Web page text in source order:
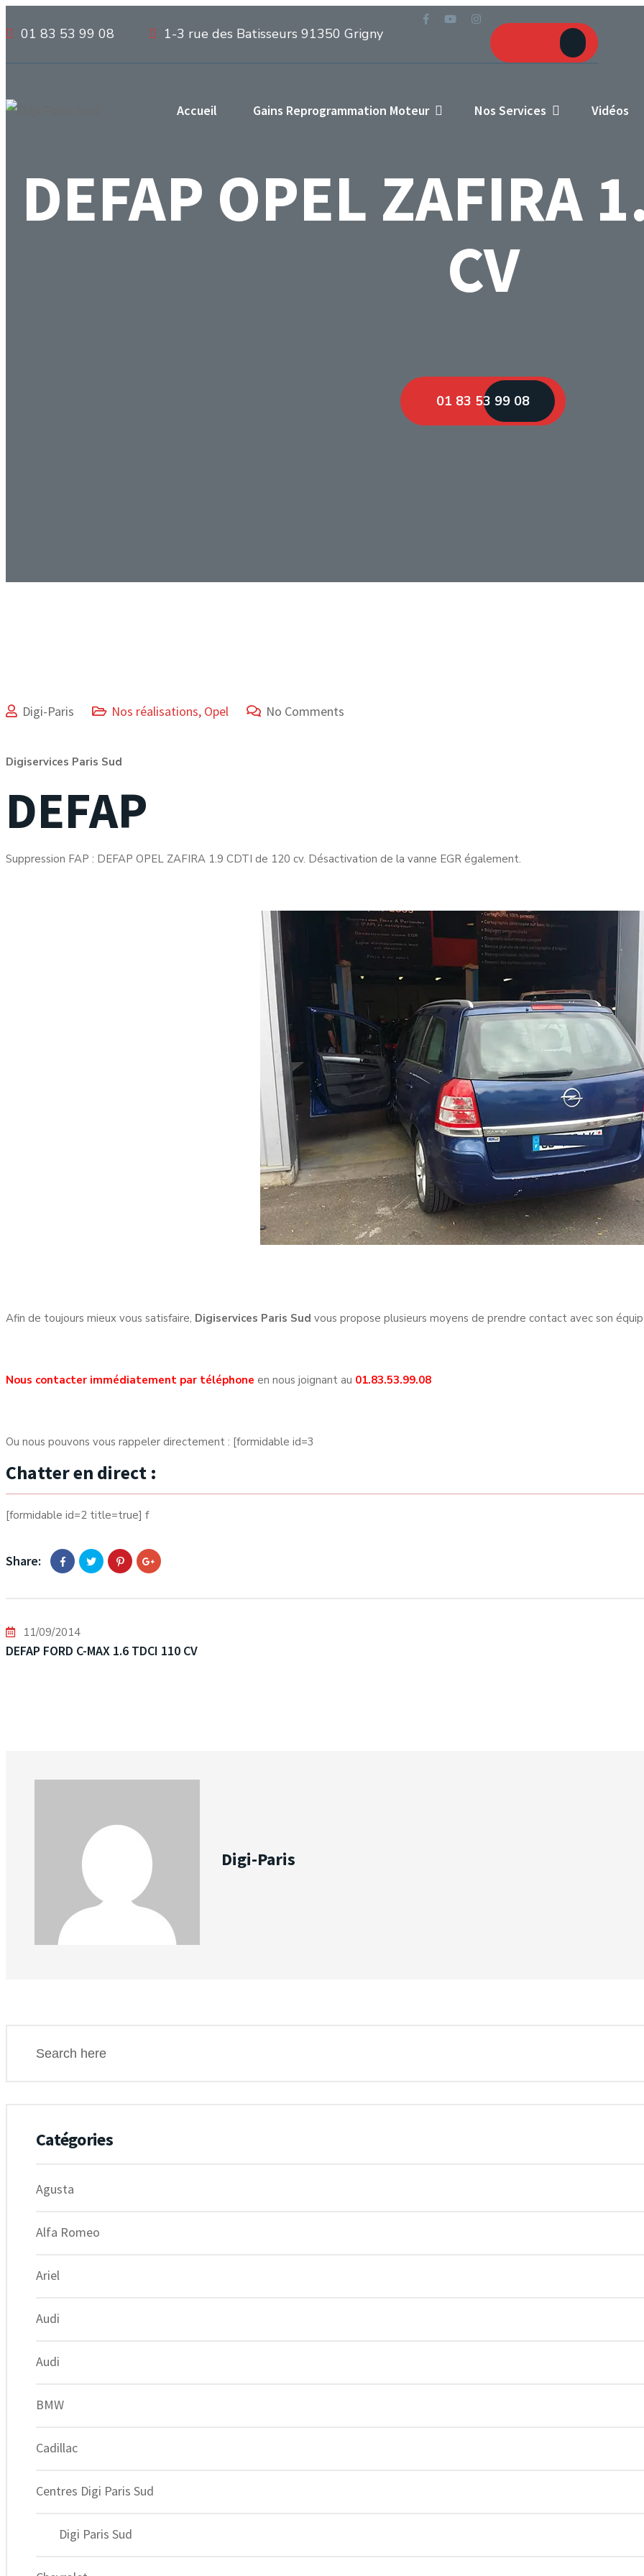
01 83 53 99 08 1-3 rue des Batisseurs 91350 Grigny
RDV
Accueil Gains Reprogrammation Moteur Nos Services Vidéos
DEFAP OPEL ZAFIRA
CV
01 83 53 99 08
Digi-Paris Nos réalisations, Opel No Comments
Digiservices Paris Sud
DEFAP
Suppression FAP : DEFAP OPEL ZAFIRA 1.9 CDTI de 120 cv. Désactivation de la vanne EGR également.
Afin de toujours mieux vous satisfaire, Digiservices Paris Sud vous propose plusieurs moyens de prendre contact avec son
Nous contacter immédiatement par téléphone en nous joignant au 01.83.53.99.08
Ou nous pouvons vous rappeler directement : [formidable id=3
Chatter en direct :
[formidable id=2 title=true] f
Share:
11/09/2014
DEFAP FORD C-MAX 1.6 TDCI 110 CV
Digi-Paris
Catégories
Agusta
Alfa Romeo
Ariel
Audi
Audi
BMW
Cadillac
Centres Digi Paris Sud
Digi Paris Sud
Facebook-f